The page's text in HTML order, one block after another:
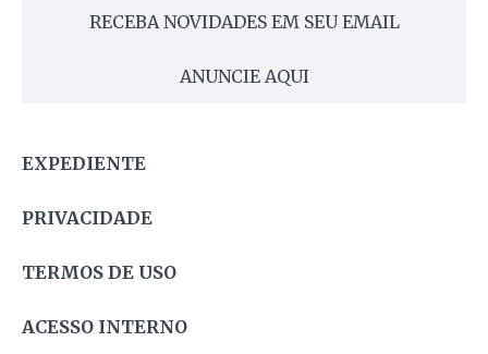
RECEBA NOVIDADES EM SEU EMAIL
ANUNCIE AQUI
EXPEDIENTE
PRIVACIDADE
TERMOS DE USO
ACESSO INTERNO